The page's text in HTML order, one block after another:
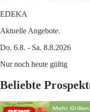
EDEKA
Aktuelle Angebote.
Do. 6.8. - Sa. 8.8.2026
Nur noch heute gültig
Beliebte